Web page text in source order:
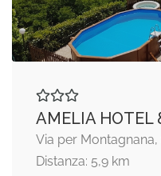
AMELIA HOTEL
Via per
Distanza: 5,9 km